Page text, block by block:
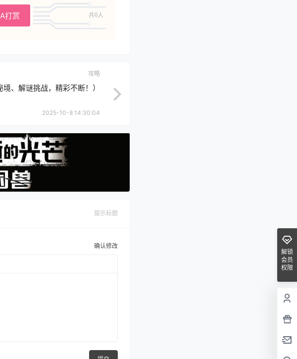
打赏 共0人
攻略
、解谜挑战，精彩不断！）
2025-10-8 14:30:04
提示标题
确认修改
解锁
会员
权限